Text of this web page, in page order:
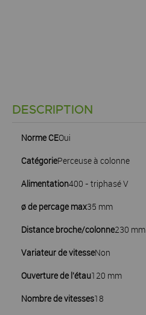
DESCRIPTION
Norme CEOui
CatégoriePerceuse à colonne
Alimentation400 - triphasé V
ø de percage max35 mm
Distance broche/colonne230 mm
Variateur de vitesseNon
Ouverture de l'étau120 mm
Nombre de vitesses18